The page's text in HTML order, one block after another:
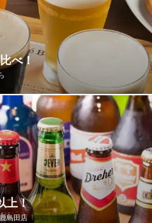
トーバーフェスト気分が味
さいませ～
クック） 川崎店
1F
べ！
をご用意しております！常時4
ビールにであえるかも？！
富にご用意しております！さ
とワンコインで飲めますよ♪
酒を気軽に一杯いかがです
上！
島田店